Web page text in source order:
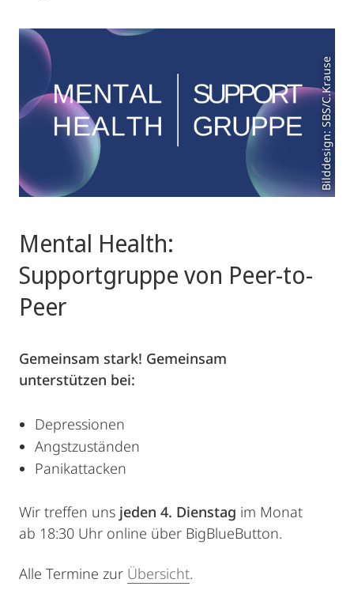
Bilddesign: SBS/C.Krause
Mental Health:
Supportgruppe von Peer-to-
Peer
Gemeinsam stark! Gemeinsam
unterstützen bei:
Depressionen
Angstzuständen
Panikattacken
Wir treffen uns jeden 4. Dienstag im Monat
ab 18:30 Uhr online über BigBlueButton.
Alle Termine zur Übersicht.